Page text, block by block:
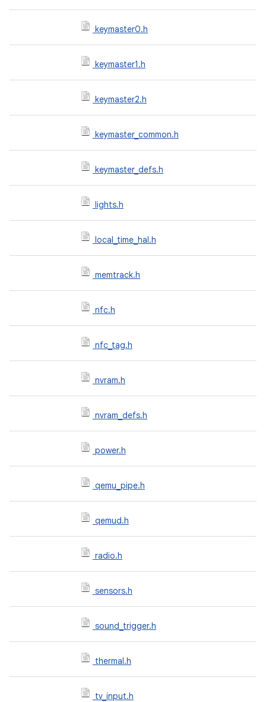
keymaster0.h
keymaster1.h
keymaster2.h
keymaster_common.h
keymaster_defs.h
lights.h
local_time_hal.h
memtrack.h
nfc.h
nfc_tag.h
nvram.h
nvram_defs.h
power.h
qemu_pipe.h
qemud.h
radio.h
sensors.h
sound_trigger.h
thermal.h
tv_input.h